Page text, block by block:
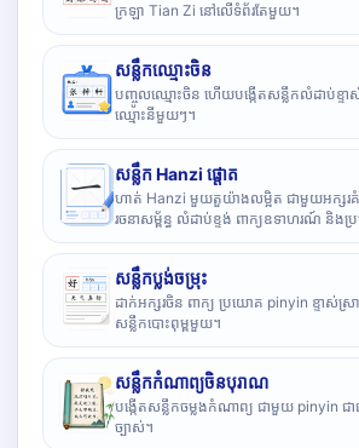
ក្រឡា Tian Zi នៅលើទំព័រតែមួយ។
សន្លឹកឈ្មោះចិន
បញ្ចូលឈ្មោះចិន ហើយបង្កើតសន្លឹកលំដាប់ខ្ទា
ឈ្មោះនីមួយៗ។
សន្លឹក Hanzi ផ្តោត
ហាត់ Hanzi មួយតួយ៉ាងលម្អិត ជាមួយអក្សរគំ
រចនាសម្ព័ន្ធ លំដាប់ខ្ទង់ ពាក្យឧទាហរណ៍ និង
សន្លឹកប្លង់ចម្រុះ
ដាក់អក្សរចិន ពាក្យ ប្រយោគ pinyin ខ្ទាស់ស្
សន្លឹកបោះពុម្ពមួយ។
សន្លឹកកំណាព្យចិនបុរាណ
បង្កើតសន្លឹកចម្លងកំណាព្យ ជាមួយ pinyin ជា
ច្បាស់។